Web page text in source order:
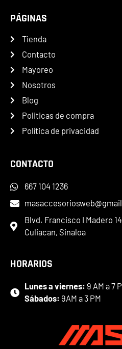
PÁGINAS
Tienda
Contacto
Mayoreo
Nosotros
Blog
Politicas de compra
Política de privacidad
CONTACTO
667 104 1236
Blvd. Francisco I Madero
Culiacan, Sinaloa
HORARIOS
Lunes a viernes: 9 AM a 7
Sábados: 9AM a 3 PM